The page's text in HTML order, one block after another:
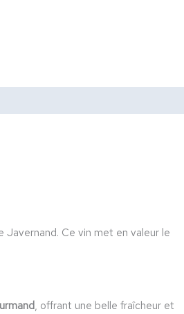
Ce vin met en valeur le
, offrant une belle fraîcheur et